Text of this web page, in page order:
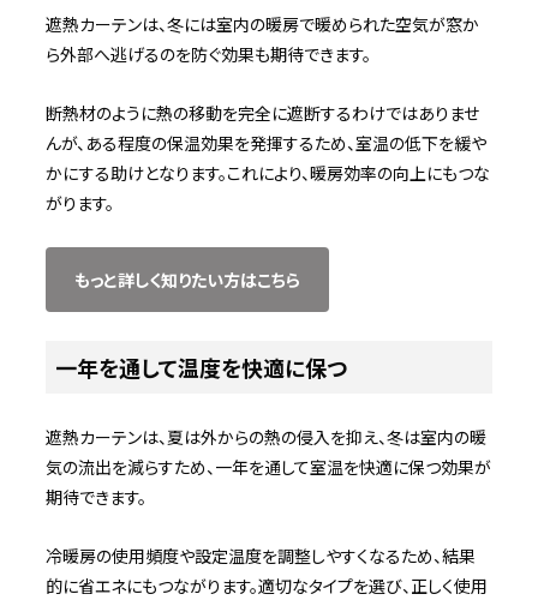
遮熱カーテンは、冬には室内の暖房で暖められた空気が窓か
ら外部へ逃げるのを防ぐ効果も期待できます。
断熱材のように熱の移動を完全に遮断するわけではありませ
んが、ある程度の保温効果を発揮するため、室温の低下を緩や
かにする助けとなります。これにより、暖房効率の向上にもつな
がります。
もっと詳しく知りたい方はこちら
一年を通して温度を快適に保つ
遮熱カーテンは、夏は外からの熱の侵入を抑え、冬は室内の暖
気の流出を減らすため、一年を通して室温を快適に保つ効果が
期待できます。
冷暖房の使用頻度や設定温度を調整しやすくなるため、結果
的に省エネにもつながります。適切なタイプを選び、正しく使用